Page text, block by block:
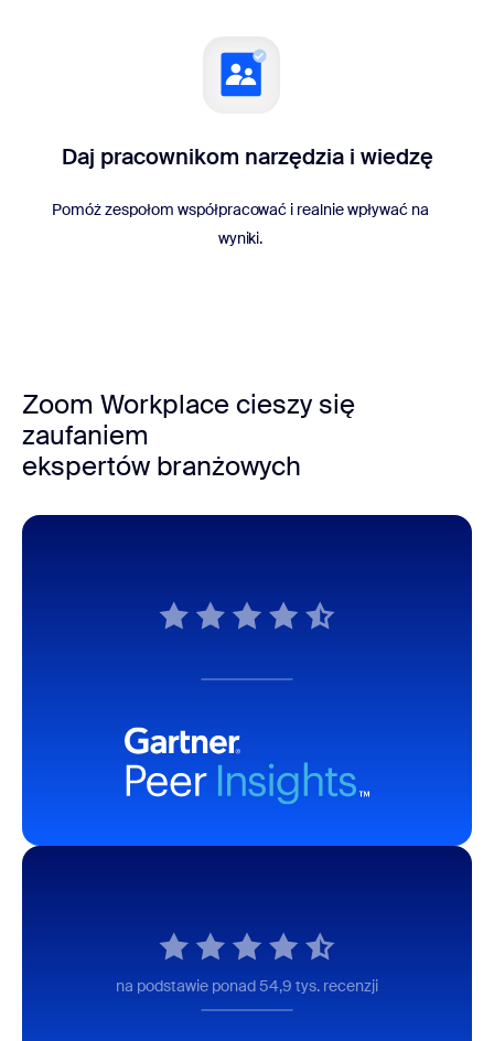
Daj pracownikom narzędzia i wiedzę
Pomóż zespołom współpracować i realnie wpływać na
wyniki.
Zoom Workplace cieszy się
zaufaniem
ekspertów branżowych
na podstawie ponad 54,9 tys. recenzji